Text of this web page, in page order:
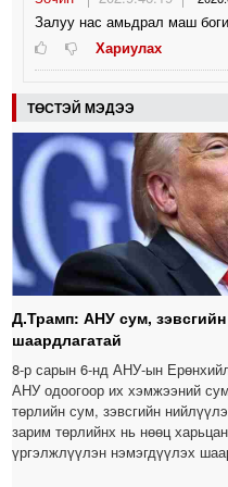
Залуу нас амьдрал маш
Хариулах
ТӨСТЭЙ МЭДЭЭ
Д.Трамп: АНУ сум,
шаардлагатай
8-р сарын 6-нд АНУ-ын
АНУ одоогоор их хэмжээний
төрлийн сум, зэвсгийн
зарим төрлийнх нь нөөц
үргэлжлүүлэн нэмэгдүүлэх